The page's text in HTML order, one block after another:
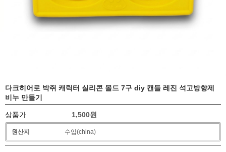
다크히어로 박쥐 캐릭터 실리콘 몰드 7구 diy 캔들 레진 석고방향제
비누 만들기
상품가 1,500원
원산지 수입(china)